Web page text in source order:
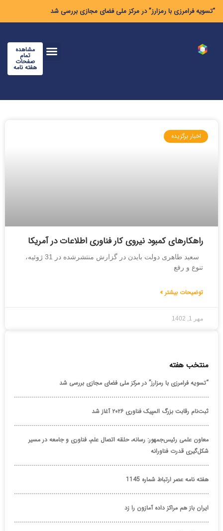
“تسویه فرامرزی با رمزارز” در مرکز ملی فضای مجازی بررسی شد
مشاهده
تمام
صفحات
هفته نامه
اخبار برگزیده
راهکارهای کمبود نیروی کار فناوری اطلاعات در آمریکا
سعید طاهری دولت بایدن در گزارش منتشرشده در 31 ژوئیه،
تنوع و رفع
توضیحات بیشتر »
مهر 1, 1402
منتخب هفته
“تسویه فرامرزی با رمزارز” در مرکز ملی فضای مجازی بررسی شد
ثبت‌نام رقابت بزرگ المپیک فناوری ۲۰۲۶ آغاز شد
معاون علمی رئیس‌جمهور: رسانه، حلقه اتصال علم، فناوری و جامعه در مسیر
شکل‌گیری قدرت فناورانه
هفته نامه عصر ارتباط شماره 1145
ایران باز هم مراکز داده آمازون را زد